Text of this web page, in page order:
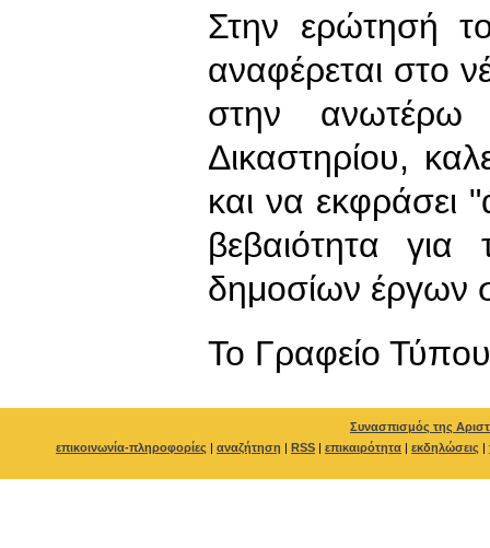
Στην ερώτησή
αναφέρεται στο
στην
Δικαστηρίου,
και να εκφράσει
βεβαιότητα για
δημοσίων έργων
To Γραφείο Τύπου
Συνασπισμός της
επικοινωνία-πληροφορίες | αναζήτηση | RSS | επικαιρότητα | εκδηλώσεις |